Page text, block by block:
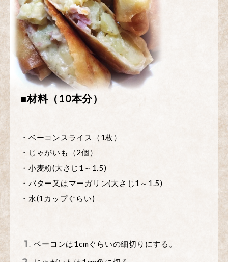
■材料（10本分）
・ベーコンスライス（1枚）
・じゃがいも（2個）
・小麦粉(大さじ1～1.5)
・バター又はマーガリン(大さじ1～1.5)
・水(1カップぐらい)
ベーコンは1cmぐらいの細切りにする。